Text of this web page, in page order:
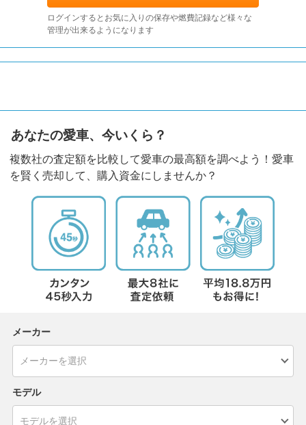
ログインするとお気に入りの保存や燃費記録など様々な
管理が出来るようになります
あなたの愛車、今いくら？
複数社の査定額を比較して愛車の最高額を調べよう！愛車
を賢く売却して、購入資金にしませんか？
メーカー
モデル